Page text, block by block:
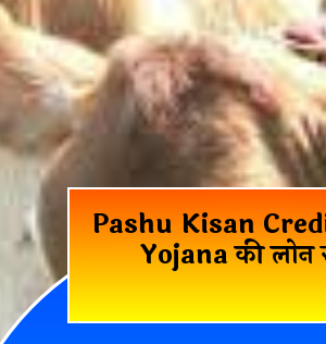
Pashu Kisan
Yojana की लोन